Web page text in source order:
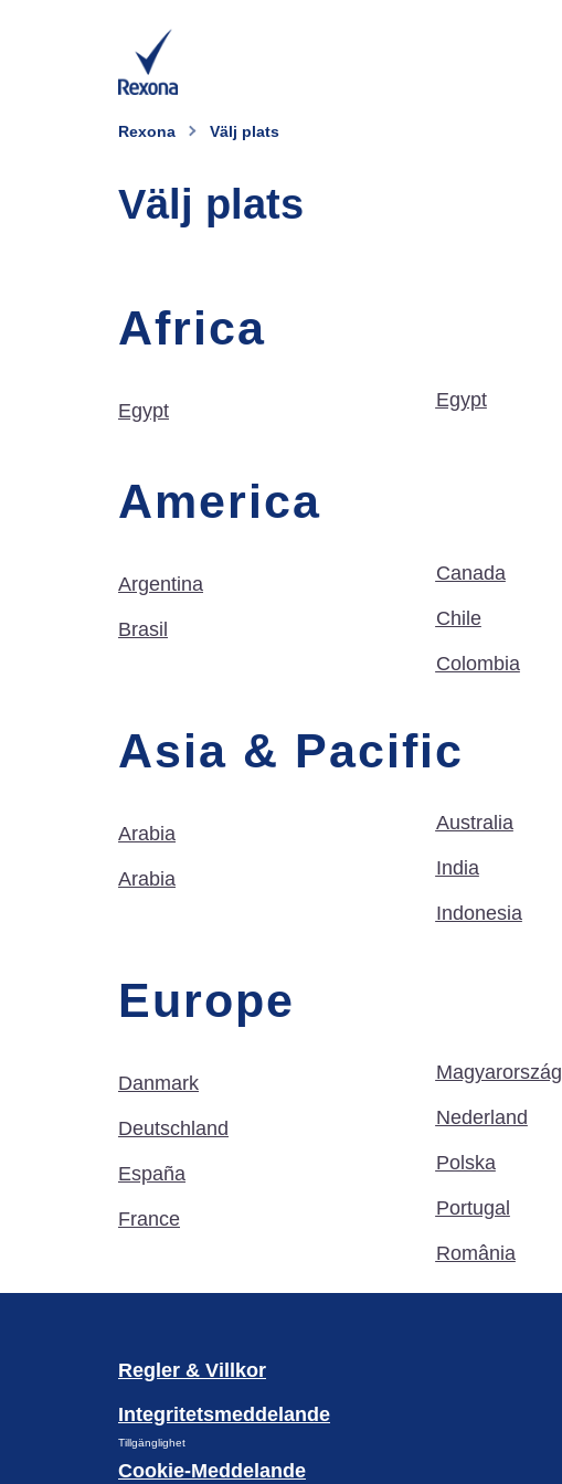
Rexona Välj plats
Välj plats
Africa
Egypt Egypt
America
Argentina
Brasil
Canada
Chile
Colombia
Asia & Pacific
Arabia
Arabia
Australia
India
Indonesia
Europe
Danmark
Deutschland
España
France
Magyarország
Nederland
Polska
Portugal
România
Regler & Villkor
Integritetsmeddelande
Tillgänglighet
Cookie-Meddelande